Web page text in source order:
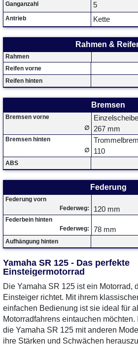
Ganganzahl 5
Antrieb Kette
Rahmen &
Rahmen
Reifen vorne
Reifen hinten
Bremsen
Bremsen vorne Einzelscheibe
∅ 267 mm
Bremsen hinten
∅ 110
ABS
Federung
Federung vorn
Federweg:
120 mm
Federbein hinten
Federweg:
78 mm
Aufhängung hinten
Yamaha SR 125 - Das perfekte
Einsteigermotorrad
Die Yamaha SR 125 ist ein Motorrad,
Einsteiger richtet. Mit ihrem
einfachen Bedienung ist sie ideal für
Motorradfahrens eintauchen möchten.
die Yamaha SR 125 mit anderen
ihre Stärken und Schwächen